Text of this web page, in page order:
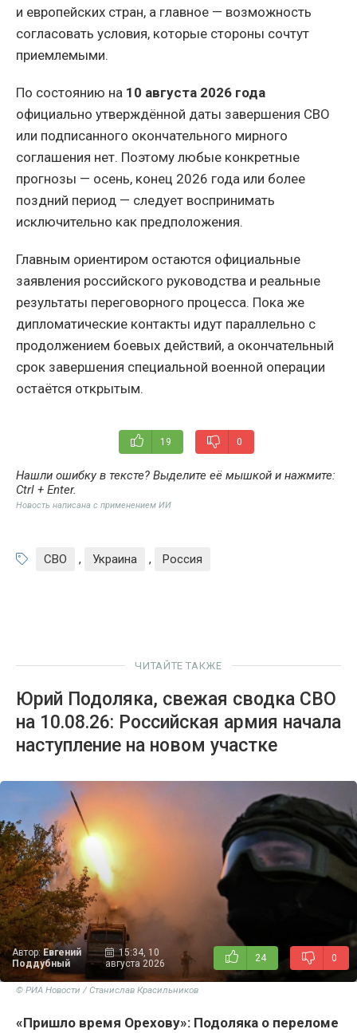
и европейских стран, а главное — возможность
согласовать условия, которые стороны сочтут
приемлемыми.
По состоянию на 10 августа 2026 года
официально утверждённой даты завершения СВО
или подписанного окончательного мирного
соглашения нет. Поэтому любые конкретные
прогнозы — осень, конец 2026 года или более
поздний период — следует воспринимать
исключительно как предположения.
Главным ориентиром остаются официальные
заявления российского руководства и реальные
результаты переговорного процесса. Пока же
дипломатические контакты идут параллельно с
продолжением боевых действий, а окончательный
срок завершения специальной военной операции
остаётся открытым.
19 0
Нашли ошибку в тексте? Выделите её мышкой и нажмите:
Ctrl + Enter.
Новость написана с применением ИИ
СВО , Украина , Россия
ЧИТАЙТЕ ТАКЖЕ
Юрий Подоляка, свежая сводка СВО
на 10.08.26: Российская армия начала
наступление на новом участке
Автор: Евгений
Поддубный
15:34, 10
августа 2026
24 0
© РИА Новости / Станислав Красильников
«Пришло время Орехову»: Подоляка о переломе